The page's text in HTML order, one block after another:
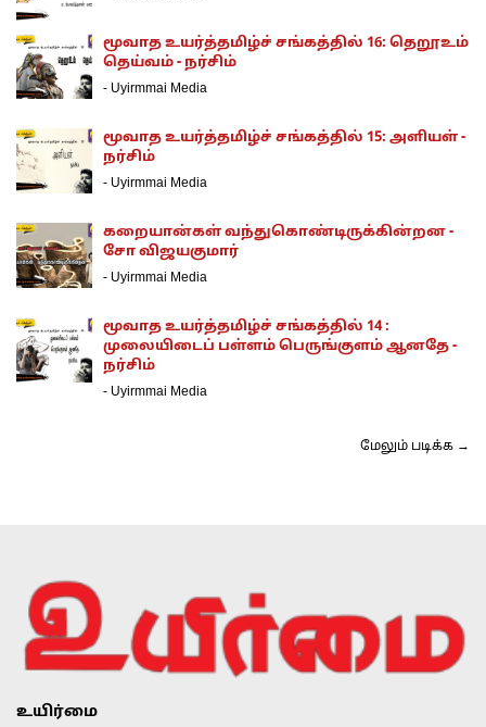
மூவாத உயர்த்தமிழ்ச் சங்கத்தில் 16: தெறூஉம்
தெய்வம் - நர்சிம்
- Uyirmmai Media
மூவாத உயர்த்தமிழ்ச் சங்கத்தில் 15: அளியள் -
நர்சிம்
- Uyirmmai Media
கறையான்கள் வந்துகொண்டிருக்கின்றன -
சோ விஜயகுமார்
- Uyirmmai Media
மூவாத உயர்த்தமிழ்ச் சங்கத்தில் 14 :
முலையிடைப் பள்ளம் பெருங்குளம் ஆனதே -
நர்சிம்
- Uyirmmai Media
மேலும் படிக்க →
உயிர்மை